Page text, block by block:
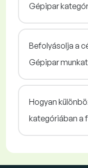
Gépipar
Befolyásolja a
Gépipar
Hogyan
kategóriában a